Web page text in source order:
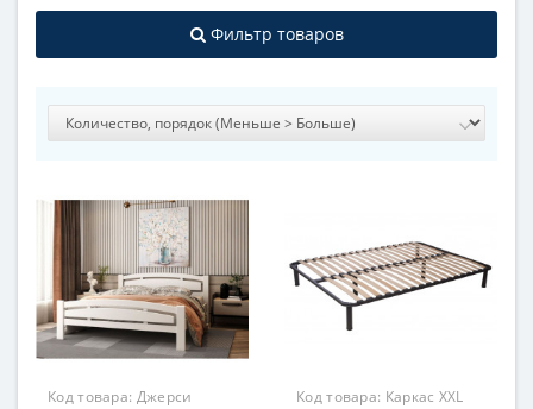
Фильтр товаров
Код товара: Джерси
Код товара: Каркас XXL